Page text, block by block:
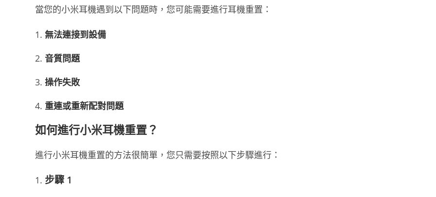
當您的小米耳機遇到以下問題時，您可能需要進行耳機重置：
無法連接到設備
音質問題
操作失敗
重連或重新配對問題
如何進行小米耳機重置？
進行小米耳機重置的方法很簡單，您只需要按照以下步驟進行：
步驟 1